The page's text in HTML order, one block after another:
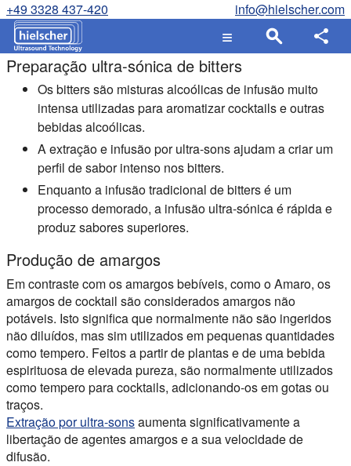
+49 3328 437-420 info@hielscher.com
Preparação ultra-sónica de bitters
Os bitters são misturas alcoólicas de infusão muito
intensa utilizadas para aromatizar cocktails e outras
bebidas alcoólicas.
A extração e infusão por ultra-sons ajudam a criar um
perfil de sabor intenso nos bitters.
Enquanto a infusão tradicional de bitters é um
processo demorado, a infusão ultra-sónica é rápida e
produz sabores superiores.
Produção de amargos
Em contraste com os amargos bebíveis, como o Amaro, os
amargos de cocktail são considerados amargos não
potáveis. Isto significa que normalmente não são ingeridos
não diluídos, mas sim utilizados em pequenas quantidades
como tempero. Feitos a partir de plantas e de uma bebida
espirituosa de elevada pureza, são normalmente utilizados
como tempero para cocktails, adicionando-os em gotas ou
traços.
Extração por ultra-sonsaumenta significativamente a
libertação de agentes amargos e a sua velocidade de
difusão.